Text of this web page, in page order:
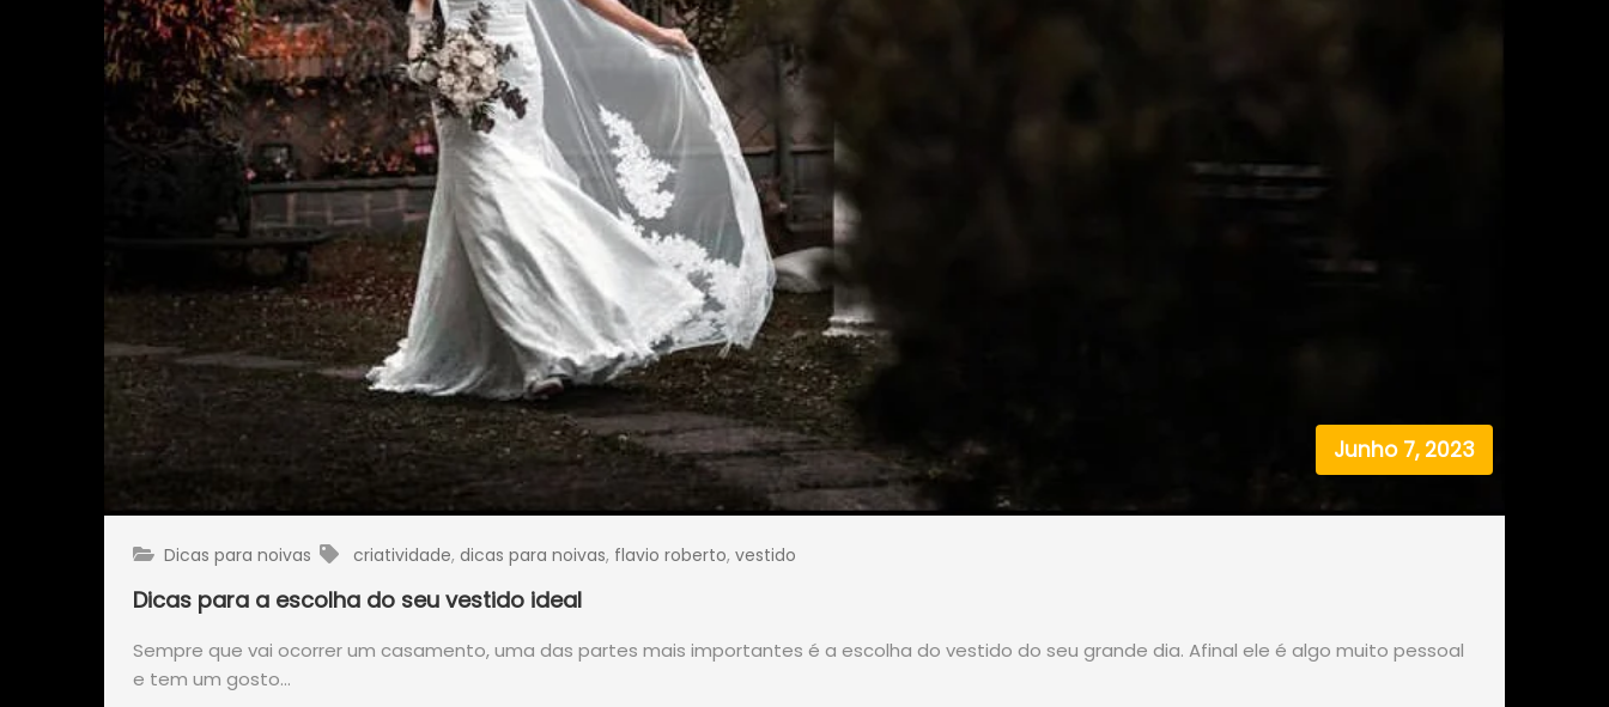
Junho 7, 2023
Dicas para noivas criatividade, dicas para noivas, flavio roberto, vestido
Dicas para a escolha do seu vestido ideal
Sempre que vai ocorrer um casamento, uma das partes mais importantes é a escolha do vestido do seu grande dia. Afinal ele é algo muito pessoal
e tem um gosto…